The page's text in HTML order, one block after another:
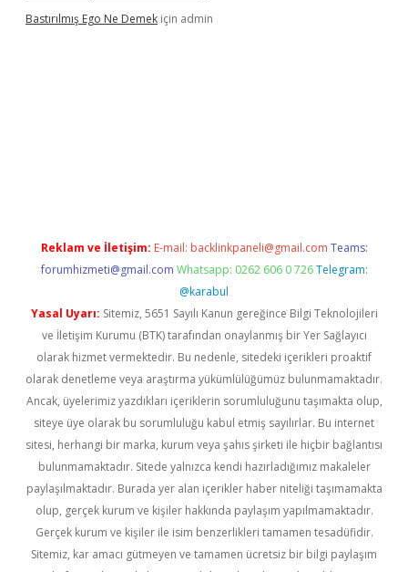
Bastırılmış Ego Ne Demek için admin
Reklam ve İletişim: E-mail: backlinkpaneli@gmail.com Teams:
forumhizmeti@gmail.com Whatsapp: 0262 606 0 726 Telegram:
@karabul
Yasal Uyarı: Sitemiz, 5651 Sayılı Kanun gereğince Bilgi Teknolojileri
ve İletişim Kurumu (BTK) tarafından onaylanmış bir Yer Sağlayıcı
olarak hizmet vermektedir. Bu nedenle, sitedeki içerikleri proaktif
olarak denetleme veya araştırma yükümlülüğümüz bulunmamaktadır.
Ancak, üyelerimiz yazdıkları içeriklerin sorumluluğunu taşımakta olup,
siteye üye olarak bu sorumluluğu kabul etmiş sayılırlar. Bu internet
sitesi, herhangi bir marka, kurum veya şahıs şirketi ile hiçbir bağlantısı
bulunmamaktadır. Sitede yalnızca kendi hazırladığımız makaleler
paylaşılmaktadır. Burada yer alan içerikler haber niteliği taşımamakta
olup, gerçek kurum ve kişiler hakkında paylaşım yapılmamaktadır.
Gerçek kurum ve kişiler ile isim benzerlikleri tamamen tesadüfidir.
Sitemiz, kar amacı gütmeyen ve tamamen ücretsiz bir bilgi paylaşım